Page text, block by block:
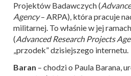
Projektów Badawczych (
Agency– ARPA), która pracuje
militarnej. To właśnie w jej
(Advanced Research Projects
„przodek” dzisiejszego internetu.
Baran – chodzi o Paula Barana,